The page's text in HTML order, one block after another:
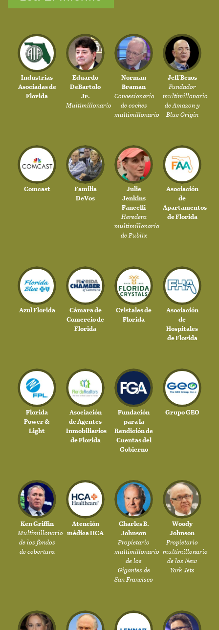
Industrias
Asociadas de
Florida
Eduardo
DeBartolo
Jr.
Multimillonario
Norman
Braman
Concesionario
de coches
multimillonario
Jeff Bezos
Fundador
multimillonario
de Amazon y
Blue Origin
Comcast
Familia
DeVos
Julie
Jenkins
Fancelli
Heredera
multimillonaria
de Publix
Asociación
de
Apartamentos
de Florida
Azul Florida
Cámara de
Comercio de
Florida
Cristales de
Florida
Asociación
de
Hospitales
de Florida
Florida
Power &
Light
Asociación
de Agentes
Inmobiliarios
de Florida
Fundación
para la
Rendición de
Cuentas del
Gobierno
Grupo GEO
Ken Griffin
Multimillonario
de los fondos
de cobertura
Atención
médica HCA
Charles B.
Johnson
Propietario
multimillonario
de los
Gigantes de
San Francisco
Woody
Johnson
Propietario
multimillonario
de los New
York Jets